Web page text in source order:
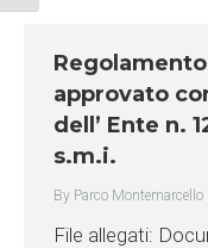
approvato
dell’ Ente n.
s.m.i.
By Parco Montemarcello
File allegati: